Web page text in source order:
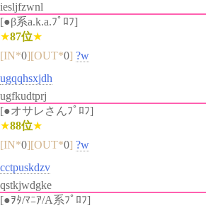
iesljfzwnl
[●β系a.k.a.ﾌﾟﾛﾌ]
★87位★
[IN*0][OUT*0] ?w
ugqqhsxjdh
ugfkudtprj
[●オサレさんﾌﾟﾛﾌ]
★88位★
[IN*0][OUT*0] ?w
cctpuskdzv
qstkjwdgke
[●ｦﾀ/ﾏﾆｱ/A系ﾌﾟﾛﾌ]